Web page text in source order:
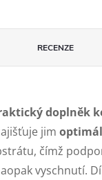
RECENZE
doplněk
jim
čímž
vyschnutí.